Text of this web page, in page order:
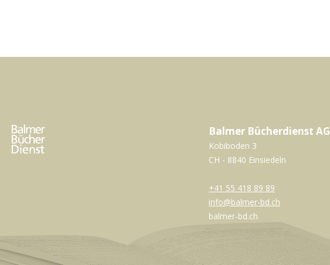
Balmer Bücherdienst AG
Kobiboden 3
CH - 8840 Einsiedeln
+41 55 418 89 89
info@balmer-bd.ch
balmer-bd.ch